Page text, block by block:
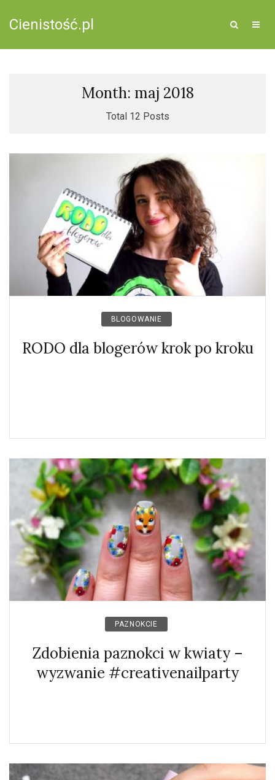
Cienistość.pl
Month: maj 2018
Total 12 Posts
BLOGOWANIE
RODO dla blogerów krok po kroku
PAZNOKCIE
Zdobienia paznokci w kwiaty –
wyzwanie #creativenailparty